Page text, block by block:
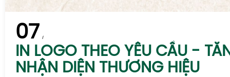
07
IN LOGO THEO YÊU CẦU -
NHẬN DIỆN THƯƠNG HIỆU